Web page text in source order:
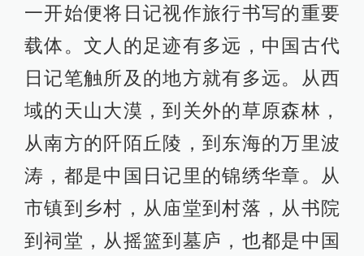
一开始便将日记视作旅行书写的重要
载体。文人的足迹有多远，中国古代
日记笔触所及的地方就有多远。从西
域的天山大漠，到关外的草原森林，
从南方的阡陌丘陵，到东海的万里波
涛，都是中国日记里的锦绣华章。从
市镇到乡村，从庙堂到村落，从书院
到祠堂，从摇篮到墓庐，也都是中国